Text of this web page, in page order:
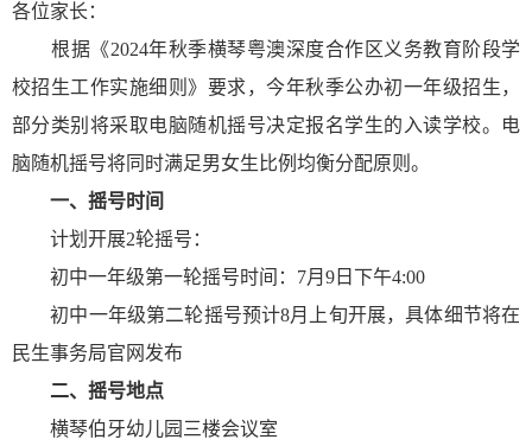
各位家长：
根据《2024年秋季横琴粤澳深度合作区义务教育阶段学
校招生工作实施细则》要求，今年秋季公办初一年级招生，
部分类别将采取电脑随机摇号决定报名学生的入读学校。电
脑随机摇号将同时满足男女生比例均衡分配原则。
一、摇号时间
计划开展2轮摇号：
初中一年级第一轮摇号时间：7月9日下午4:00
初中一年级第二轮摇号预计8月上旬开展，具体细节将在
民生事务局官网发布
二、摇号地点
横琴伯牙幼儿园三楼会议室